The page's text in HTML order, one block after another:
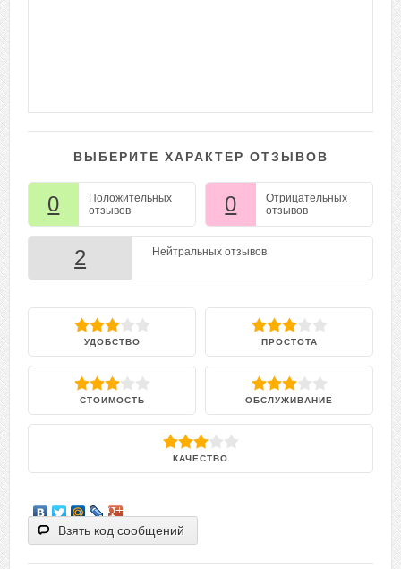
ВЫБЕРИТЕ ХАРАКТЕР ОТЗЫВОВ
0
Положительных
отзывов
0
Отрицательных
отзывов
2 Нейтральных отзывов
УДОБСТВО ПРОСТОТА
СТОИМОСТЬ ОБСЛУЖИВАНИЕ
КАЧЕСТВО
Взять код сообщений